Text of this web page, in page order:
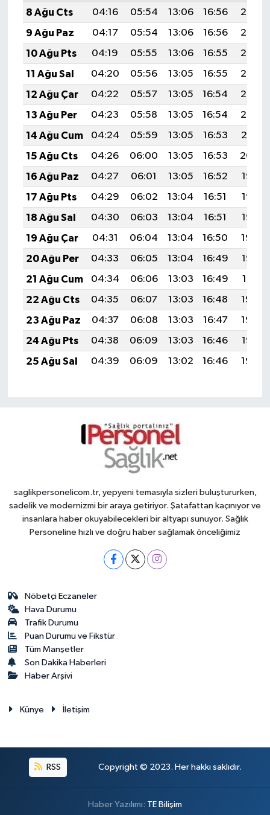
8 Ağu Cts
04:16 05:54 13:06 16:56
20:08
9 Ağu Paz
04:17 05:54 13:06 16:56
20:07
10 Ağu Pts
04:19 05:55 13:06 16:55
20:06
11 Ağu Sal
04:20 05:56 13:05 16:55
20:05
12 Ağu Çar
04:22 05:57 13:05 16:54
20:03
13 Ağu Per
04:23 05:58 13:05 16:54
20:02
14 Ağu Cum
04:24 05:59 13:05 16:53
20:01
15 Ağu Cts
04:26 06:00 13:05 16:53
20:00
16 Ağu Paz
04:27 06:01 13:05 16:52
19:58
17 Ağu Pts
04:29 06:02 13:04 16:51
19:57
18 Ağu Sal
04:30 06:03 13:04 16:51
19:55
19 Ağu Çar
04:31 06:04 13:04 16:50
19:54
20 Ağu Per
04:33 06:05 13:04 16:49
19:53
21 Ağu Cum
04:34 06:06 13:03 16:49
19:51
22 Ağu Cts
04:35 06:07 13:03 16:48
19:50
23 Ağu Paz
04:37 06:08 13:03 16:47
19:48
24 Ağu Pts
04:38 06:09 13:03 16:46
19:47
25 Ağu Sal
04:39 06:09 13:02 16:46 19:45
saglikpersonelicom.tr, yepyeni temasıyla sizleri buluştururken,
sadelik ve modernizmi bir araya getiriyor. Şatafattan kaçınıyor ve
insanlara haber okuyabilecekleri bir altyapı sunuyor. Sağlık
Personeline hızlı ve doğru haber sağlamak önceliğimiz
Nöbetçi Eczaneler
Hava Durumu
Trafik Durumu
Puan Durumu ve Fikstür
Tüm Manşetler
Son Dakika Haberleri
Haber Arşivi
Künye İletişim
RSS Copyright © 2023. Her hakkı saklıdır.
Haber Yazılımı: TE Bilişim